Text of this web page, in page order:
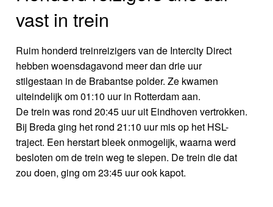
vast in trein
Ruim honderd treinreizigers van de Intercity Direct
hebben woensdagavond meer dan drie uur
stilgestaan in de Brabantse polder. Ze kwamen
uiteindelijk om 01:10 uur in Rotterdam aan.
De trein was rond 20:45 uur uit Eindhoven vertrokken.
Bij Breda ging het rond 21:10 uur mis op het HSL-
traject. Een herstart bleek onmogelijk, waarna werd
besloten om de trein weg te slepen. De trein die dat
zou doen, ging om 23:45 uur ook kapot.